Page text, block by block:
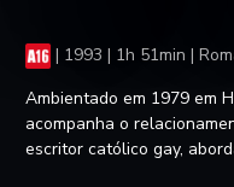
| 1993 | 1h 51min |
Ambientado em 1979 em
acompanha o
escritor católico gay,